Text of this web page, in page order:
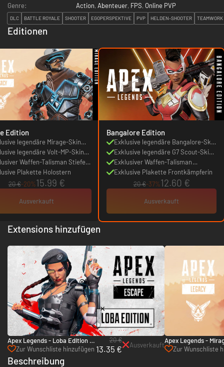
Genre:
Action, Abenteuer, FPS, Online PVP
DLC BATTLE ROYALE SHOOTER EGOPERSPEKTIVE PVP HELDEN-SHOOTER TEAMWORK
Editionen
Edition
legendäre Mirage-Skin
legendäre Volt-MP-Skin
KaminsimsWaffen-Talisman Stiefel
Plakette Holostern
20 €-20%15.99 €
Ausverkauft
Bangalore Edition
Exklusive legendäre Bangalore-Skin
Supersoldat
Exklusive legendäre G7 Scout-Skin
Treuer Gefährte
Exklusiver Waffen-Talisman
Heldenmal
Exklusive Plakette Frontkämpferin
20 €-37%12.60 €
Ausverkauft
Extensions hinzufügen
Apex Legends - Loba Edition -
PC (EA App)
Zur Wunschliste hinzufügen
20 €
13.35 € Ausverkauft
Apex Legends -
- PC (EA App)
Zur Wunschliste
Beschreibung